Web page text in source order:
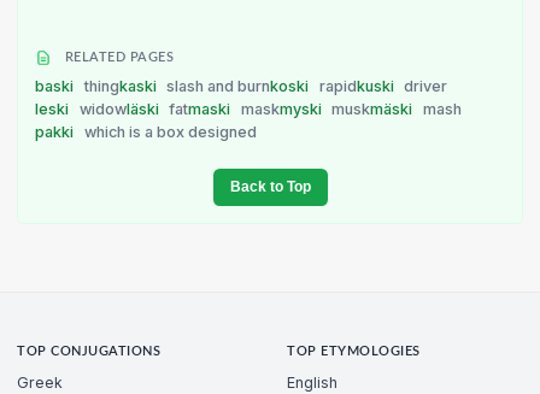
RELATED PAGES
baski thingkaski slash and burnkoski rapidkuski
driver
leski
widowläski fatmaski maskmyski muskmäski
mash
pakki
which is a box designed
Back to Top
TOP CONJUGATIONS
Greek
TOP ETYMOLOGIES
English